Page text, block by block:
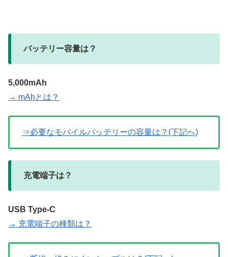
バッテリー容量は？
5,000mAh
→ mAhとは？
⇒必要なモバイルバッテリーの容量は？(下記へ)
充電端子は？
USB Type-C
→ 充電端子の種類は？